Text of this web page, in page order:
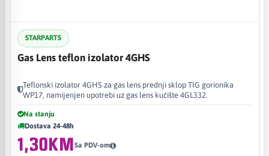
STARPARTS
Gas Lens teflon izolator 4GHS
Teflonski izolator 4GHS za gas lens prednji sklop TIG gorionika
WP17, namijenjen upotrebi uz gas lens kućište 4GL332.
Na stanju
Dostava 24-48h
1,30KMSa PDV-om